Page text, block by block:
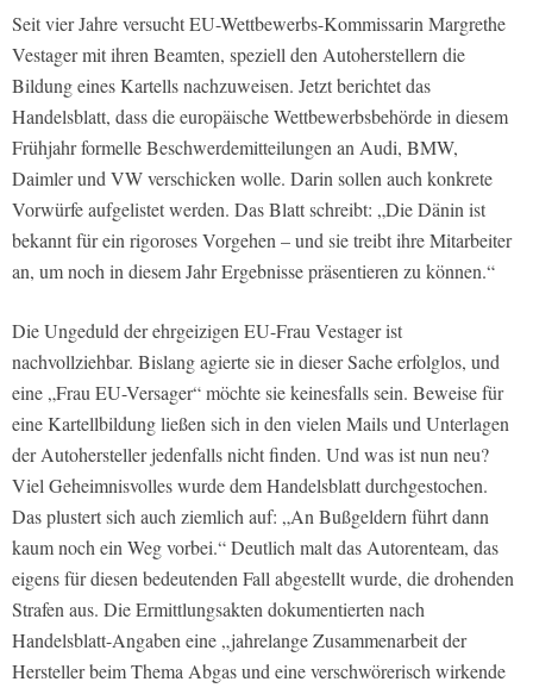
Seit vier Jahre versucht EU-Wettbewerbs-Kommissarin Margrethe
Vestager mit ihren Beamten, speziell den Autoherstellern die
Bildung eines Kartells nachzuweisen. Jetzt berichtet das
Handelsblatt, dass die europäische Wettbewerbsbehörde in diesem
Frühjahr formelle Beschwerdemitteilungen an Audi, BMW,
Daimler und VW verschicken wolle. Darin sollen auch konkrete
Vorwürfe aufgelistet werden. Das Blatt schreibt: „Die Dänin ist
bekannt für ein rigoroses Vorgehen – und sie treibt ihre Mitarbeiter
an, um noch in diesem Jahr Ergebnisse präsentieren zu können.“
Die Ungeduld der ehrgeizigen EU-Frau Vestager ist
nachvollziehbar. Bislang agierte sie in dieser Sache erfolglos, und
eine „Frau EU-Versager“ möchte sie keinesfalls sein. Beweise für
eine Kartellbildung ließen sich in den vielen Mails und Unterlagen
der Autohersteller jedenfalls nicht finden. Und was ist nun neu?
Viel Geheimnisvolles wurde dem Handelsblatt durchgestochen.
Das plustert sich auch ziemlich auf: „An Bußgeldern führt dann
kaum noch ein Weg vorbei.“ Deutlich malt das Autorenteam, das
eigens für diesen bedeutenden Fall abgestellt wurde, die drohenden
Strafen aus. Die Ermittlungsakten dokumentierten nach
Handelsblatt-Angaben eine „jahrelange Zusammenarbeit der
Hersteller beim Thema Abgas und eine verschwörerisch wirkende